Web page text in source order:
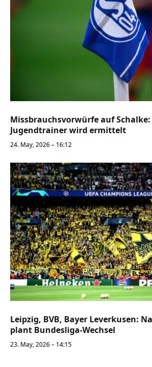
Missbrauchsvorwürfe auf Schalke:
Jugendtrainer wird ermittelt
24. May, 2026 – 16:12
Leipzig, BVB, Bayer Leverkusen:
plant Bundesliga-Wechsel
23. May, 2026 – 14:15